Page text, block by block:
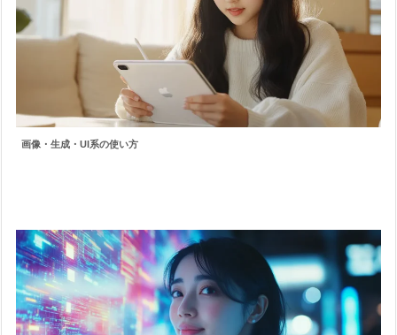
画像・生成・UI系の使い方